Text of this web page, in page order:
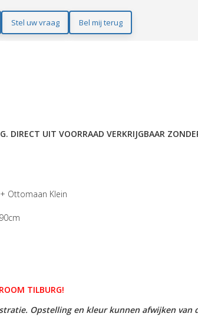
Stel uw vraag Bel mij terug
DIRECT UIT VOORRAAD VERKRIJGBAAR
Ottomaan Klein
TILBURG!
Opstelling en kleur kunnen afwijken van